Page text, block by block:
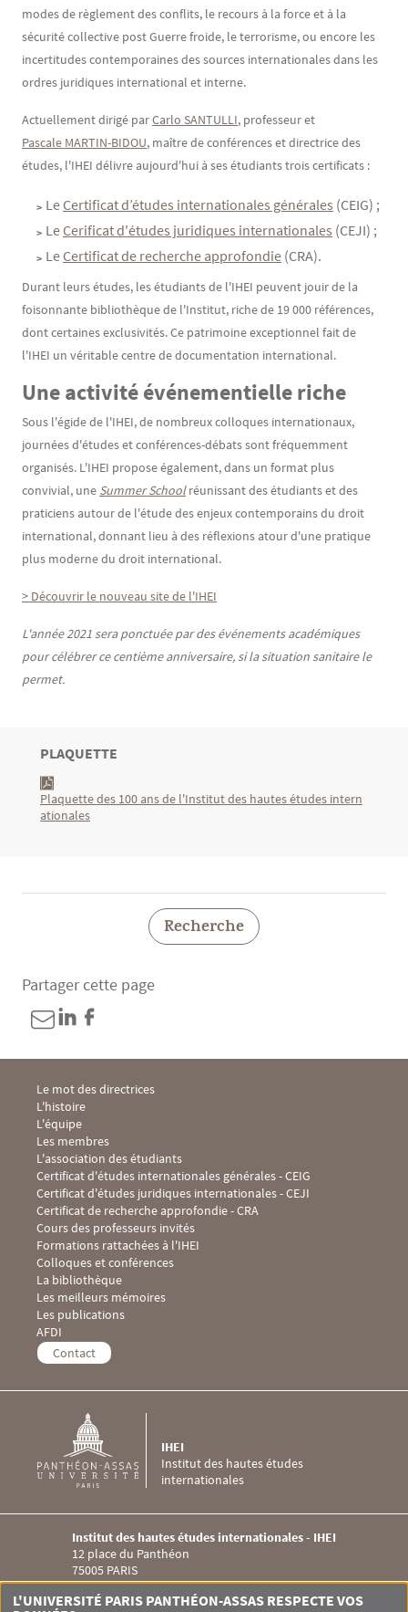
modes de règlement des conflits, le recours à la force et à la
sécurité collective post Guerre froide, le terrorisme, ou encore les
incertitudes contemporaines des sources internationales dans les
ordres juridiques international et interne.
Actuellement dirigé parCarlo SANTULLI, professeur et
Pascale MARTIN-BIDOU, maître de conférences et directrice des
études, l'IHEI délivre aujourd'hui à ses étudiants trois certificats :
Le Certificat d’études internationales générales (CEIG) ;
Le Cerificat d'études juridiques internationales (CEJI) ;
Le Certificat de recherche approfondie (CRA).
Durant leurs études, les étudiants de l'IHEI peuvent jouir de la
foisonnante bibliothèque de l'Institut, riche de 19 000 références,
dont certaines exclusivités. Ce patrimoine exceptionnel fait de
l'IHEI un véritable centre de documentation international.
Une activité événementielle riche
Sous l'égide de l'IHEI, de nombreux colloques internationaux,
journées d'études et conférences-débats sont fréquemment
organisés. L'IHEI propose également, dans un format plus
convivial, une Summer Schoolréunissant des étudiants et des
praticiens autour de l'étude des enjeux contemporains du droit
international, donnant lieu à des réflexions atour d'une pratique
plus moderne du droit international.
> Découvrir le nouveau site de l'IHEI
L'année 2021 sera ponctuée par des événements académiques
pour célébrer ce centième anniversaire, si la situation sanitaire le
permet.
Bloc(s) libre(s)
TITRE
PLAQUETTE
Texte
Plaquette des 100 ans de l'Institut des hautes études intern
ationales
Recherche
Partager cette page
Menu Footer IHEI 1
Le mot des directrices
L'histoire
L'équipe
Les membres
L'association des étudiants
Menu Footer IHEI 2
Certificat d'études internationales générales - CEIG
Certificat d'études juridiques internationales - CEJI
Certificat de recherche approfondie - CRA
Cours des professeurs invités
Formations rattachées à l'IHEI
Menu Footer IHEI 3
Colloques et conférences
La bibliothèque
Les meilleurs mémoires
Les publications
Menu Footer IHEI 4
AFDI
Contact
Institut des hautes études
internationales
IHEI
Institut des hautes études internationales - IHEI
12 place du Panthéon
75005 PARIS
Menu RS IHEI
L'UNIVERSITÉ PARIS PANTHÉON-ASSAS RESPECTE VOS